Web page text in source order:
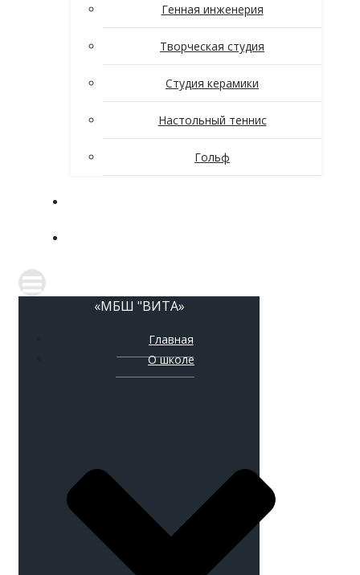
Генная инженерия
Творческая студия
Студия керамики
Настольный теннис
Гольф
«МБШ "ВИТА»
Главная
О школе